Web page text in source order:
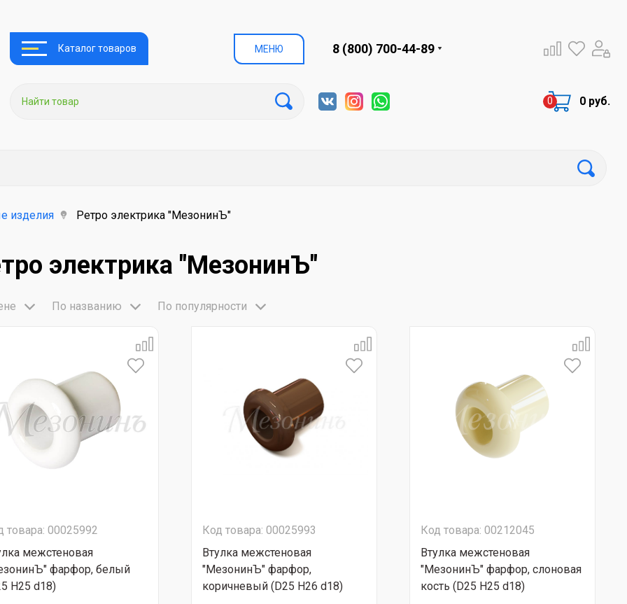
Каталог товаров МЕНЮ 8 (800) 700-44-89
0 руб.
изделия Ретро электрика "МезонинЪ"
электрика "МезонинЪ"
По названию По популярности
товара: 00025992
межстеновая
фарфор, белый
H25 d18)
Код товара: 00025993
Втулка межстеновая
"МезонинЪ" фарфор,
коричневый (D25 H26 d18)
Код товара: 00212045
Втулка межстеновая
"МезонинЪ" фарфор, слоновая
кость (D25 H25 d18)